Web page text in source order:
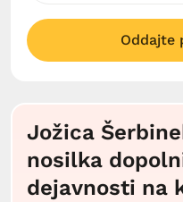
Oddajte
Jožica
nosilka
dejavnosti na